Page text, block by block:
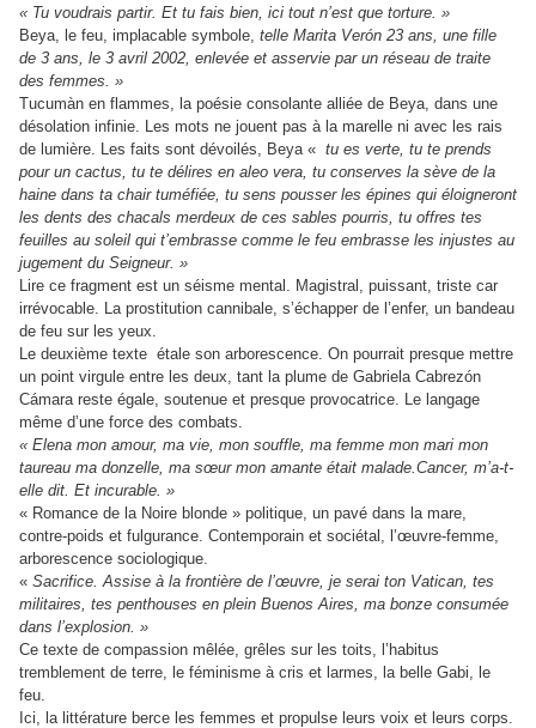
« Tu voudrais partir. Et tu fais bien, ici tout n’est que torture. »
Beya, le feu, implacable symbole, telle Marita Verón 23 ans, une fille
de 3 ans, le 3 avril 2002, enlevée et asservie par un réseau de traite
des femmes. »
Tucumàn en flammes, la poésie consolante alliée de Beya, dans une
désolation infinie. Les mots ne jouent pas à la marelle ni avec les rais
de lumière. Les faits sont dévoilés, Beya « tu es verte, tu te prends
pour un cactus, tu te délires en aleo vera, tu conserves la sève de la
haine dans ta chair tuméfiée, tu sens pousser les épines qui éloigneront
les dents des chacals merdeux de ces sables pourris, tu offres tes
feuilles au soleil qui t’embrasse comme le feu embrasse les injustes au
jugement du Seigneur. »
Lire ce fragment est un séisme mental. Magistral, puissant, triste car
irrévocable. La prostitution cannibale, s’échapper de l’enfer, un bandeau
de feu sur les yeux.
Le deuxième texte étale son arborescence. On pourrait presque mettre
un point virgule entre les deux, tant la plume de Gabriela Cabrezón
Cámara reste égale, soutenue et presque provocatrice. Le langage
même d’une force des combats.
« Elena mon amour, ma vie, mon souffle, ma femme mon mari mon
taureau ma donzelle, ma sœur mon amante était malade.Cancer, m’a-t-
elle dit. Et incurable. »
« Romance de la Noire blonde » politique, un pavé dans la mare,
contre-poids et fulgurance. Contemporain et sociétal, l’œuvre-femme,
arborescence sociologique.
« Sacrifice. Assise à la frontière de l’œuvre, je serai ton Vatican, tes
militaires, tes penthouses en plein Buenos Aires, ma bonze consumée
dans l’explosion. »
Ce texte de compassion mêlée, grêles sur les toits, l’habitus
tremblement de terre, le féminisme à cris et larmes, la belle Gabi, le
feu.
Ici, la littérature berce les femmes et propulse leurs voix et leurs corps.